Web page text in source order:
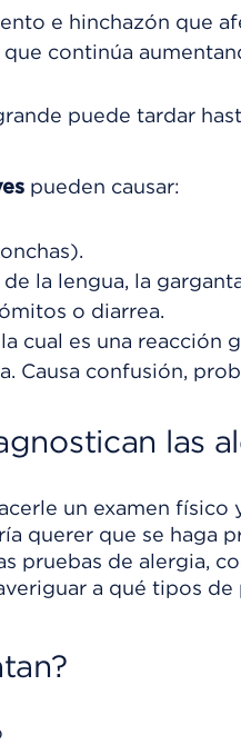
e hinchazón que
continúa
puede tardar
pueden causar:
la lengua, la
o diarrea.
la cual es una
Causa confusión,
las
un examen
querer que se haga
pruebas de alergia,
a qué tipos